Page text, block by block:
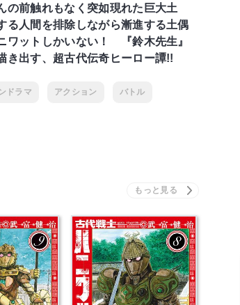
の前触れもなく突如現れた巨大土
る人間を排除しながら漸進する土偶
ワットしかいない！ 『鈴木先生』
き出す、超古代伝奇ヒーロー譚!!
ドラマ アクション バトル